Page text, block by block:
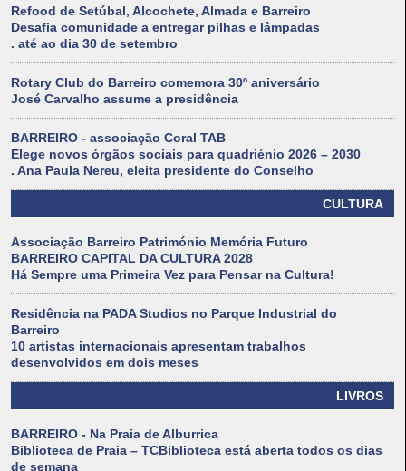
Refood de Setúbal, Alcochete, Almada e Barreiro
Desafia comunidade a entregar pilhas e lâmpadas
. até ao dia 30 de setembro
Rotary Club do Barreiro comemora 30º aniversário
José Carvalho assume a presidência
BARREIRO - associação Coral TAB
Elege novos órgãos sociais para quadriénio 2026 – 2030
. Ana Paula Nereu, eleita presidente do Conselho
CULTURA
Associação Barreiro Património Memória Futuro
BARREIRO CAPITAL DA CULTURA 2028
Há Sempre uma Primeira Vez para Pensar na Cultura!
Residência na PADA Studios no Parque Industrial do
Barreiro
10 artistas internacionais apresentam trabalhos
desenvolvidos em dois meses
LIVROS
BARREIRO - Na Praia de Alburrica
Biblioteca de Praia – TCBiblioteca está aberta todos os dias
de semana